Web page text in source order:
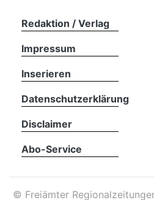
Redaktion / Verlag
Impressum
Inserieren
Datenschutzerklärung
Disclaimer
Abo-Service
© Freiämter